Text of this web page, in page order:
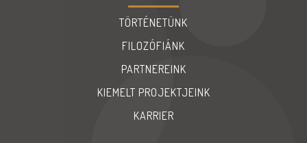
TÖRTÉNETÜNK
FILOZÓFIÁNK
PARTNEREINK
KIEMELT PROJEKTJEINK
KARRIER